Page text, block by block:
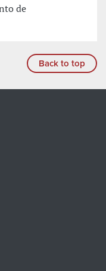
de
Back to top